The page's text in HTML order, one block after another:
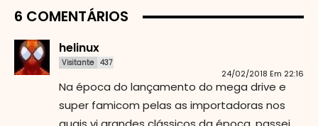
6 COMENTÁRIOS
helinux
Visitante 437
24/02/2018 Em 22:16
Na época do lançamento do mega drive e
super famicom pelas as importadoras nos